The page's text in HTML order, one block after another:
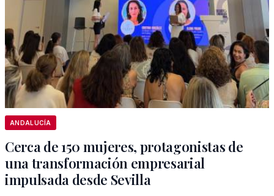
ANDALUCÍA
Cerca de 150 mujeres, protagonistas de
una transformación empresarial
impulsada desde Sevilla